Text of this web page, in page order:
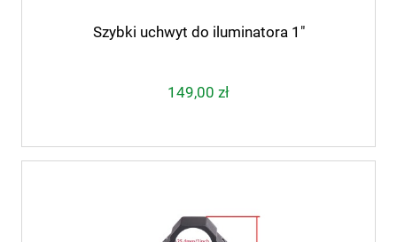
Szybki uchwyt do iluminatora 1"
149,00 zł